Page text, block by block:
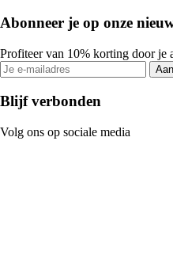
Abonneer je op onze
Profiteer van 10% korting door je
Blijf verbonden
Volg ons op sociale media